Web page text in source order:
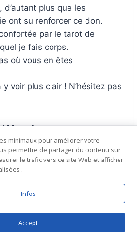
d’autant plus que les
ont su renforcer ce don.
par le tarot de
je fais corps.
où vous en êtes
voir plus clair ! N’hésitez pas
Mes plus :
, cartomancie, astrologie,
:
Bleu, Oracle de Belline,
Gabriel, Oracle de la
Anges de l’Amour,Oracle des
Oracle Lumière, et d’autres
avec un voyant
minimaux pour améliorer votre
permettre de partager du contenu sur
le trafic vers ce site Web et afficher
.
Infos
Accept